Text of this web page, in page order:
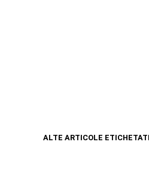
ALTE ARTICOLE